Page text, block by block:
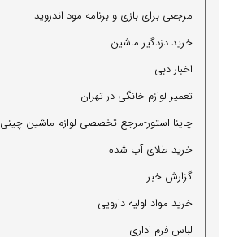
مرجعی برای بازی و برنامه مود اندروید
خرید دزدگیر ماشین
اخبار دبی
تعمیر لوازم خانگی در تهران
چاینا استور-مرجع تخصصی لوازم ماشین چینی
خرید طلای آب شده
گزارش خبر
خرید مواد اولیه دارویی
لباس فرم اداری